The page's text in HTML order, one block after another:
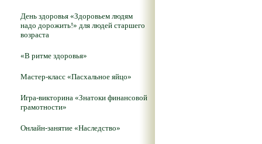
День здоровья «Здоровьем людям
надо дорожить!» для людей старшего
возраста
«В ритме здоровья»
Мастер-класс «Пасхальное яйцо»
Игра-викторина «Знатоки финансовой
грамотности»
Онлайн-занятие «Наследство»